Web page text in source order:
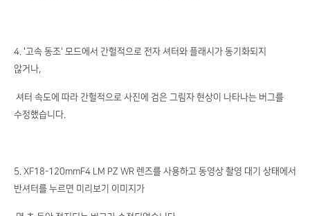
4. '고속 동조' 모드에서 간헐적으로 전자 셔터와 플래시가 동기화되지
않거나,
셔터 속도에 따라 간헐적으로 사진에 검은 그림자 현상이 나타나는 버그를
수정했습니다.
5. XF18-120mmF4 LM PZ WR 렌즈를 사용하고 동영상 촬영 대기 상태에서
반셔터를 누르면 미리보기 이미지가